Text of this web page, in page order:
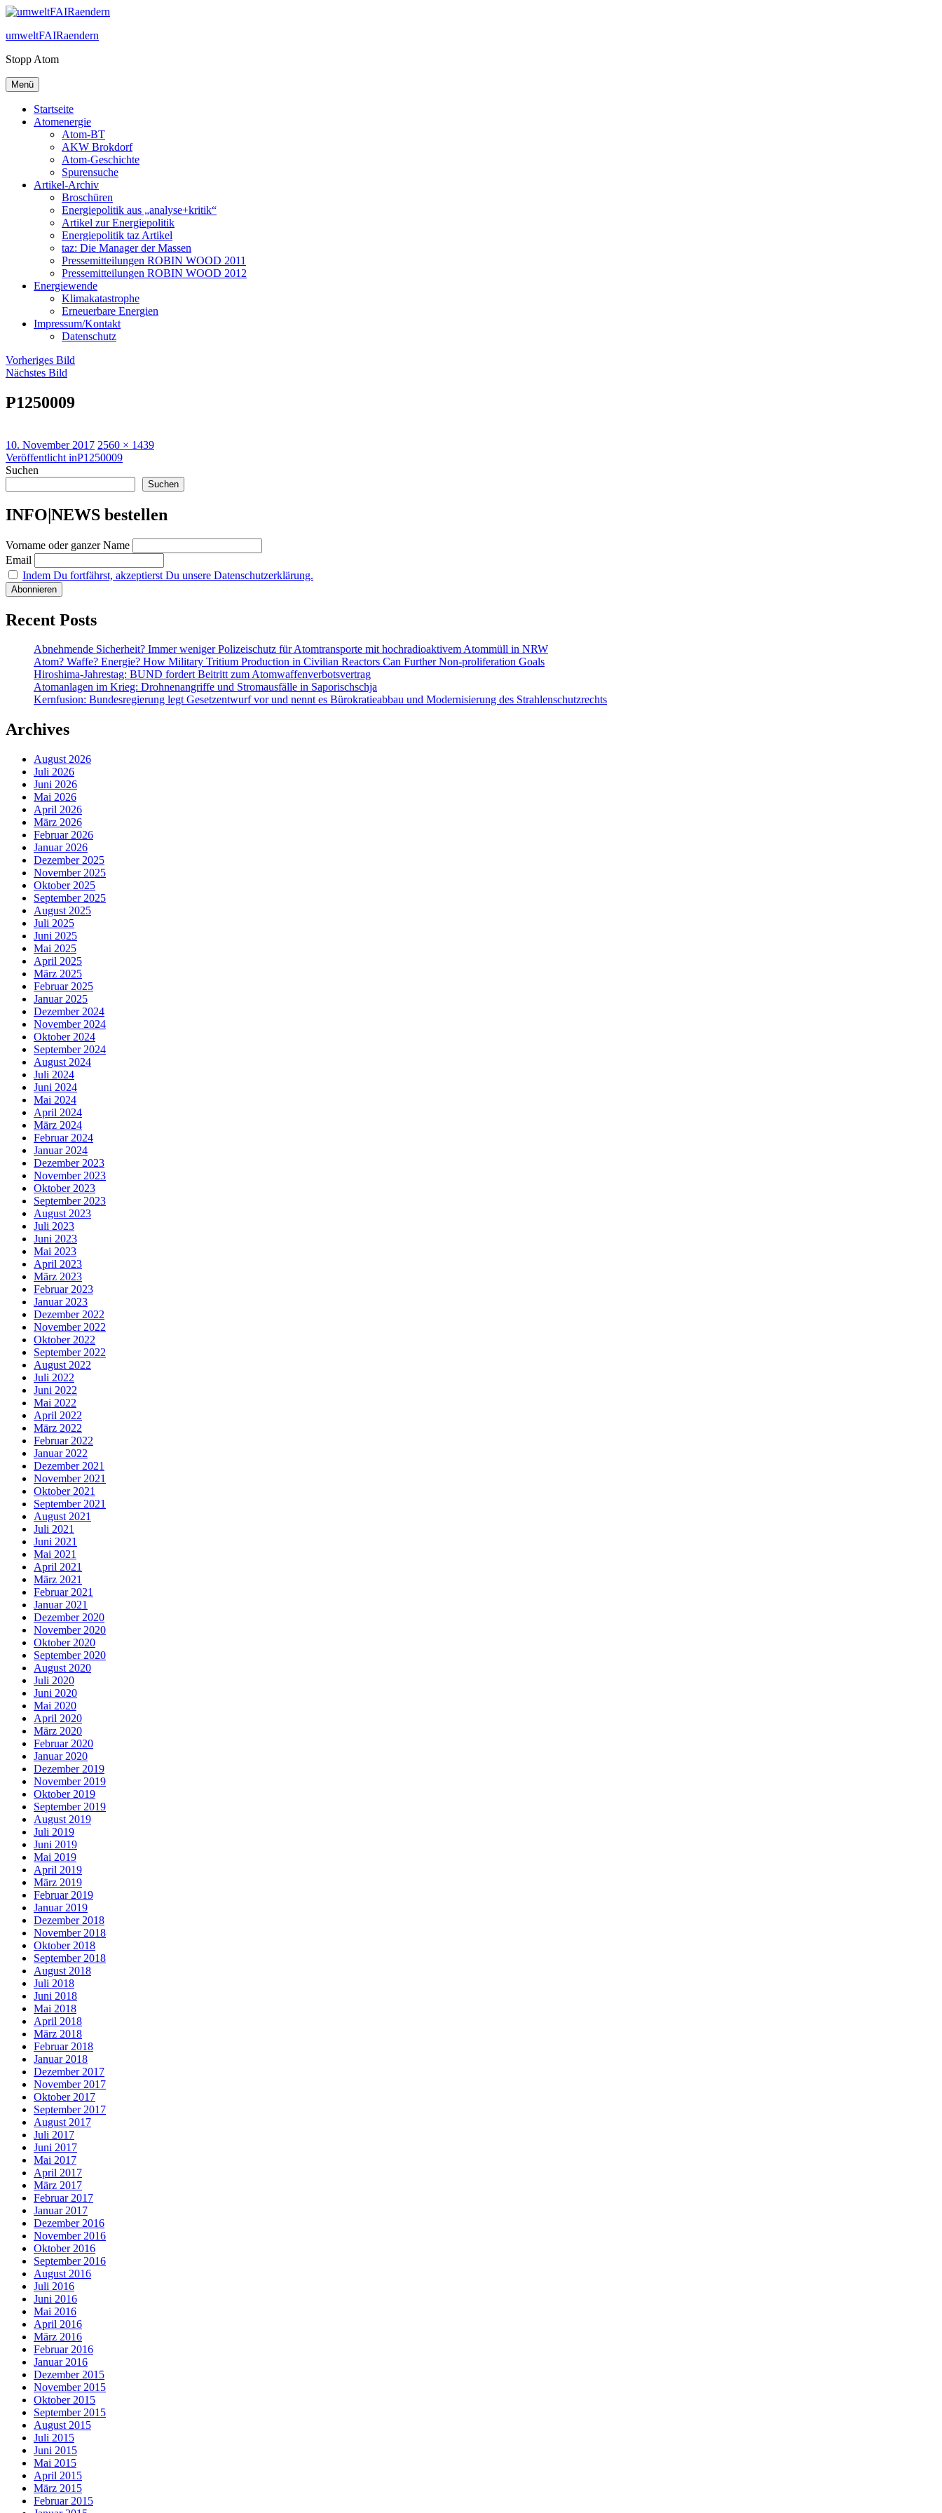
Zum
springen
umweltFAIRaendern
Stopp Atom
Menü
Startseite
Atomenergie
Atom-BT
AKW Brokdorf
Atom-Geschichte
Spurensuche
Artikel-Archiv
Broschüren
Energiepolitik aus „analyse+kritik“
Artikel zur Energiepolitik
Energiepolitik taz Artikel
taz: Die Manager der Massen
Pressemitteilungen ROBIN WOOD 2011
Pressemitteilungen ROBIN WOOD 2012
Energiewende
Klimakatastrophe
Erneuerbare Energien
Impressum/Kontakt
Datenschutz
Vorheriges Bild
Nächstes Bild
P1250009
Veröffentlicht
am
10. November 2017 Originalgröße
2560 × 1439
Beitragsnavigation
Veröffentlicht inP1250009
Suchen
Suchen
INFO|NEWS bestellen
Vorname oder ganzer Name
Email
Indem Du fortfährst, akzeptierst Du unsere Datenschutzerklärung.
Recent Posts
Abnehmende Sicherheit? Immer weniger Polizeischutz für Atomtransporte mit hochradioaktivem Atommüll in NRW
Atom? Waffe? Energie? How Military Tritium Production in Civilian Reactors Can Further Non-proliferation Goals
Hiroshima-Jahrestag: BUND fordert Beitritt zum Atomwaffenverbotsvertrag
Atomanlagen im Krieg: Drohnenangriffe und Stromausfälle in Saporischschja
Kernfusion: Bundesregierung legt Gesetzentwurf vor und nennt es Bürokratieabbau und Modernisierung des Strahlenschutzrechts
Archives
August 2026
Juli 2026
Juni 2026
Mai 2026
April 2026
März 2026
Februar 2026
Januar 2026
Dezember 2025
November 2025
Oktober 2025
September 2025
August 2025
Juli 2025
Juni 2025
Mai 2025
April 2025
März 2025
Februar 2025
Januar 2025
Dezember 2024
November 2024
Oktober 2024
September 2024
August 2024
Juli 2024
Juni 2024
Mai 2024
April 2024
März 2024
Februar 2024
Januar 2024
Dezember 2023
November 2023
Oktober 2023
September 2023
August 2023
Juli 2023
Juni 2023
Mai 2023
April 2023
März 2023
Februar 2023
Januar 2023
Dezember 2022
November 2022
Oktober 2022
September 2022
August 2022
Juli 2022
Juni 2022
Mai 2022
April 2022
März 2022
Februar 2022
Januar 2022
Dezember 2021
November 2021
Oktober 2021
September 2021
August 2021
Juli 2021
Juni 2021
Mai 2021
April 2021
März 2021
Februar 2021
Januar 2021
Dezember 2020
November 2020
Oktober 2020
September 2020
August 2020
Juli 2020
Juni 2020
Mai 2020
April 2020
März 2020
Februar 2020
Januar 2020
Dezember 2019
November 2019
Oktober 2019
September 2019
August 2019
Juli 2019
Juni 2019
Mai 2019
April 2019
März 2019
Februar 2019
Januar 2019
Dezember 2018
November 2018
Oktober 2018
September 2018
August 2018
Juli 2018
Juni 2018
Mai 2018
April 2018
März 2018
Februar 2018
Januar 2018
Dezember 2017
November 2017
Oktober 2017
September 2017
August 2017
Juli 2017
Juni 2017
Mai 2017
April 2017
März 2017
Februar 2017
Januar 2017
Dezember 2016
November 2016
Oktober 2016
September 2016
August 2016
Juli 2016
Juni 2016
Mai 2016
April 2016
März 2016
Februar 2016
Januar 2016
Dezember 2015
November 2015
Oktober 2015
September 2015
August 2015
Juli 2015
Juni 2015
Mai 2015
April 2015
März 2015
Februar 2015